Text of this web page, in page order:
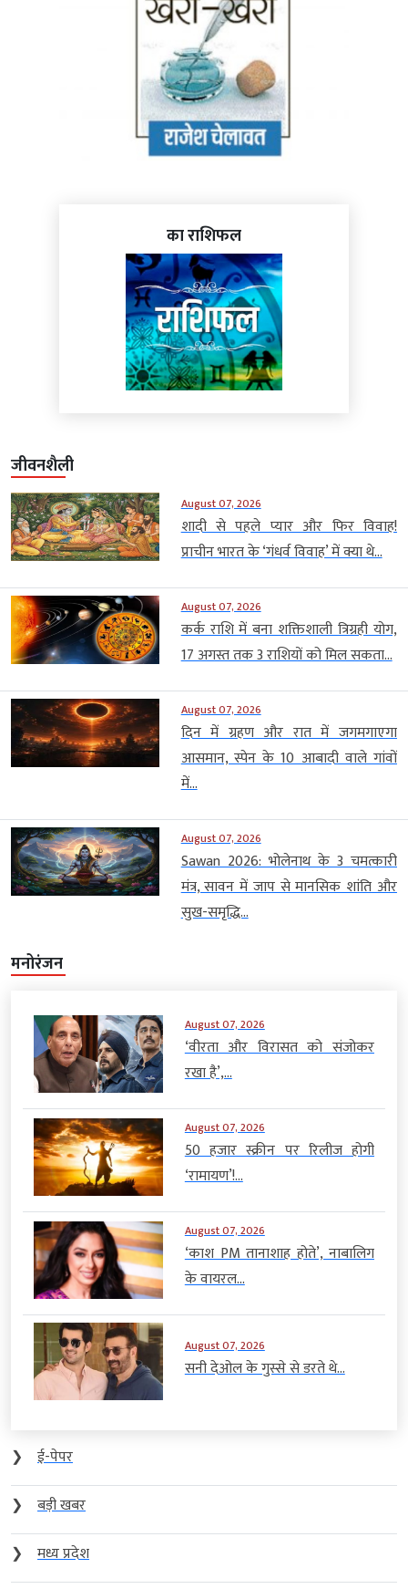
का राशिफल
जीवनशैली
August 07, 2026
शादी से पहले प्यार और फिर विवाह!
प्राचीन भारत के ‘गंधर्व विवाह’ में क्या थे...
August 07, 2026
कर्क राशि में बना शक्तिशाली त्रिग्रही योग,
17 अगस्त तक 3 राशियों को मिल सकता...
August 07, 2026
दिन में ग्रहण और रात में जगमगाएगा
आसमान, स्पेन के 10 आबादी वाले गांवों
में...
August 07, 2026
Sawan 2026: भोलेनाथ के 3 चमत्कारी
मंत्र, सावन में जाप से मानसिक शांति और
सुख-समृद्धि...
मनोरंजन
August 07, 2026
‘वीरता और विरासत को संजोकर
रखा है’,...
August 07, 2026
50 हजार स्क्रीन पर रिलीज होगी
‘रामायण’!...
August 07, 2026
‘काश PM तानाशाह होते’, नाबालिग
के वायरल...
August 07, 2026
सनी देओल के गुस्से से डरते थे...
❯
ई-पेपर
❯
बड़ी खबर
❯
मध्य प्रदेश